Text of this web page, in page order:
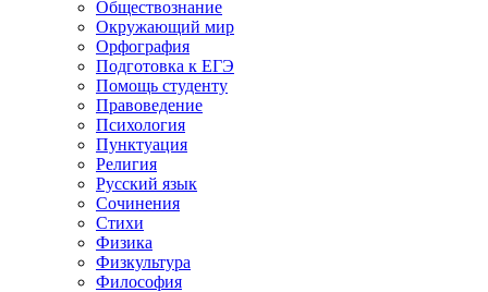
Обществознание
Окружающий мир
Орфография
Подготовка к ЕГЭ
Помощь студенту
Правоведение
Психология
Пунктуация
Религия
Русский язык
Сочинения
Стихи
Физика
Физкультура
Философия